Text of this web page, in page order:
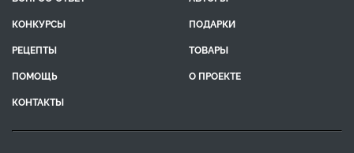
КОНКУРСЫ
ПОДАРКИ
РЕЦЕПТЫ
ТОВАРЫ
ПОМОЩЬ
О ПРОЕКТЕ
КОНТАКТЫ